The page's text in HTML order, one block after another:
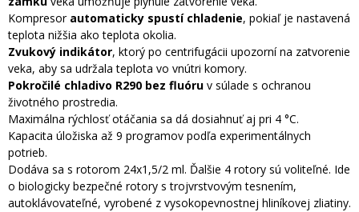
Kompresor automaticky spustí chladenie, pokiaľ je nastavená
teplota nižšia ako teplota okolia.
Zvukový indikátor, ktorý po centrifugácii upozorní na zatvorenie
veka, aby sa udržala teplota vo vnútri komory.
Pokročilé chladivo R290 bez fluóru v súlade s ochranou
životného prostredia.
Maximálna rýchlosť otáčania sa dá dosiahnuť aj pri 4 °C.
Kapacita úložiska až 9 programov podľa experimentálnych
potrieb.
Dodáva sa s rotorom 24x1,5/2 ml. Ďalšie 4 rotory sú voliteľné. Ide
o biologicky bezpečné rotory s trojvrstvovým tesnením,
autoklávovateľné, vyrobené z vysokopevnostnej hliníkovej zliatiny.